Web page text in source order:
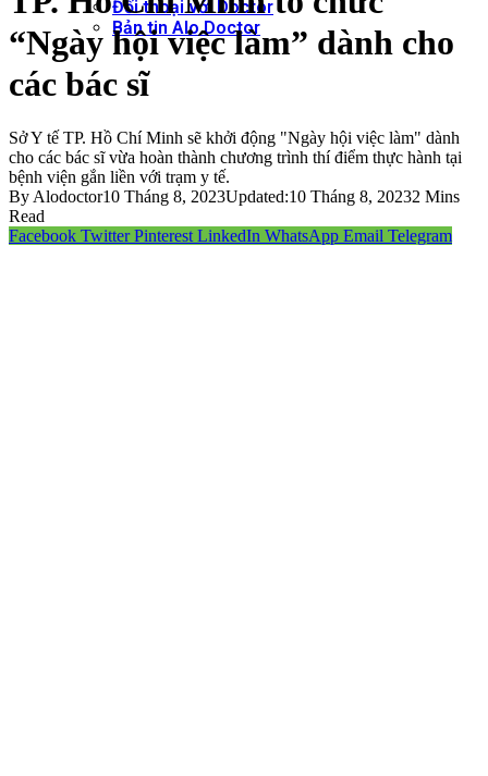
Đối thoại với Doctor
Bản tin Alo Doctor
“Ngày hội việc làm” dành cho
các bác sĩ
Sở Y tế TP. Hồ Chí Minh sẽ khởi động "Ngày hội việc làm" dành
cho các bác sĩ vừa hoàn thành chương trình thí điểm thực hành tại
bệnh viện gắn liền với trạm y tế.
By Alodoctor10 Tháng 8, 2023Updated:10 Tháng 8, 20232 Mins
Read
Facebook Twitter Pinterest LinkedIn WhatsApp Email Telegram